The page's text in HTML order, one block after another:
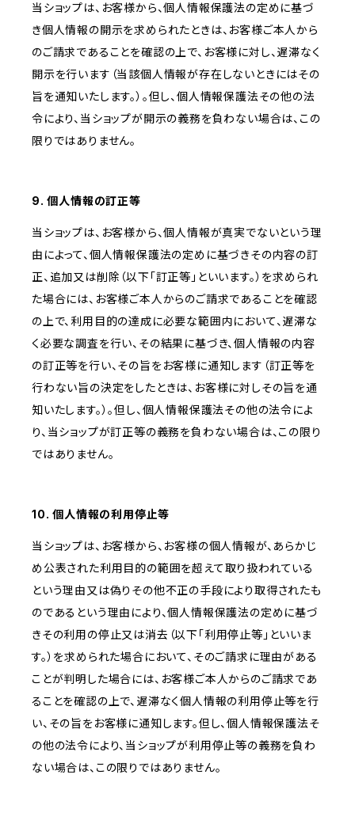
当ショップは、お客様から、個人情報保護法の定めに基づ
き個人情報の開示を求められたときは、お客様ご本人から
のご請求であることを確認の上で、お客様に対し、遅滞なく
開示を行います（当該個人情報が存在しないときにはその
旨を通知いたします。）。但し、個人情報保護法その他の法
令により、当ショップが開示の義務を負わない場合は、この
限りではありません。
9. 個人情報の訂正等
当ショップは、お客様から、個人情報が真実でないという理
由によって、個人情報保護法の定めに基づきその内容の訂
正、追加又は削除（以下「訂正等」といいます。）を求められ
た場合には、お客様ご本人からのご請求であることを確認
の上で、利用目的の達成に必要な範囲内において、遅滞な
く必要な調査を行い、その結果に基づき、個人情報の内容
の訂正等を行い、その旨をお客様に通知します（訂正等を
行わない旨の決定をしたときは、お客様に対しその旨を通
知いたします。）。但し、個人情報保護法その他の法令によ
り、当ショップが訂正等の義務を負わない場合は、この限り
ではありません。
10. 個人情報の利用停止等
当ショップは、お客様から、お客様の個人情報が、あらかじ
め公表された利用目的の範囲を超えて取り扱われている
という理由又は偽りその他不正の手段により取得されたも
のであるという理由により、個人情報保護法の定めに基づ
きその利用の停止又は消去（以下「利用停止等」といいま
す。）を求められた場合において、そのご請求に理由がある
ことが判明した場合には、お客様ご本人からのご請求であ
ることを確認の上で、遅滞なく個人情報の利用停止等を行
い、その旨をお客様に通知します。但し、個人情報保護法そ
の他の法令により、当ショップが利用停止等の義務を負わ
ない場合は、この限りではありません。